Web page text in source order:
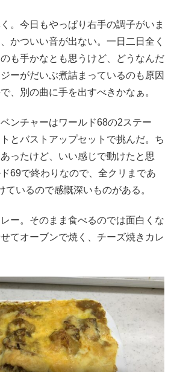
。今日もやっぱり右手の調子がいま
かついい音が出ない。一日二日全く
も手かなとも思うけど、どうなんだ
ーがだいぶ煮詰まっているのも原因
、別の曲に手を出すべきかなぁ。
ンチャーはワールド68の2ステー
とバストアップセットで挑んだ。ち
ったけど、いい感じで動けたと思
69で終わりなので、全クリまであ
ているので感慨深いものがある。
ー。そのまま食べるのでは面白くな
てオーブンで焼く、チーズ焼きカレ